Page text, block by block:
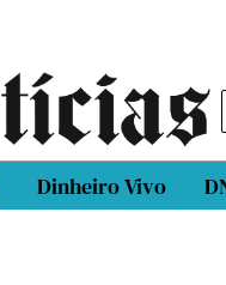
Dinheiro Vivo